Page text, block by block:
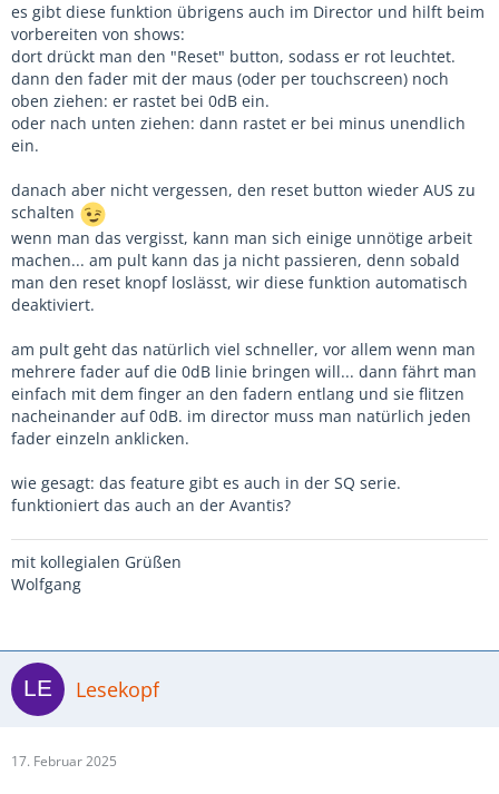
es gibt diese funktion übrigens auch im Director und hilft beim
vorbereiten von shows:
dort drückt man den "Reset" button, sodass er rot leuchtet.
dann den fader mit der maus (oder per touchscreen) noch
oben ziehen: er rastet bei 0dB ein.
oder nach unten ziehen: dann rastet er bei minus unendlich
ein.
danach aber nicht vergessen, den reset button wieder AUS zu
schalten
wenn man das vergisst, kann man sich einige unnötige arbeit
machen... am pult kann das ja nicht passieren, denn sobald
man den reset knopf loslässt, wir diese funktion automatisch
deaktiviert.
am pult geht das natürlich viel schneller, vor allem wenn man
mehrere fader auf die 0dB linie bringen will... dann fährt man
einfach mit dem finger an den fadern entlang und sie flitzen
nacheinander auf 0dB. im director muss man natürlich jeden
fader einzeln anklicken.
wie gesagt: das feature gibt es auch in der SQ serie.
funktioniert das auch an der Avantis?
mit kollegialen Grüßen
Wolfgang
Lesekopf
17. Februar 2025